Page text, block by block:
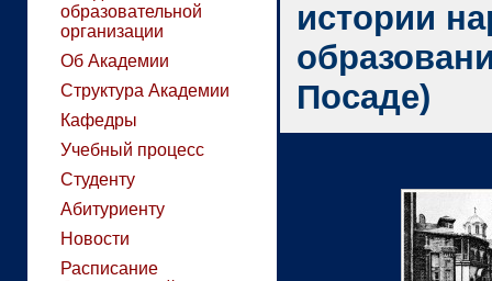
образовательной
организации
Об Академии
Структура Академии
Кафедры
Учебный процесс
Студенту
Абитуриенту
Новости
Расписание
истории
Посаде)